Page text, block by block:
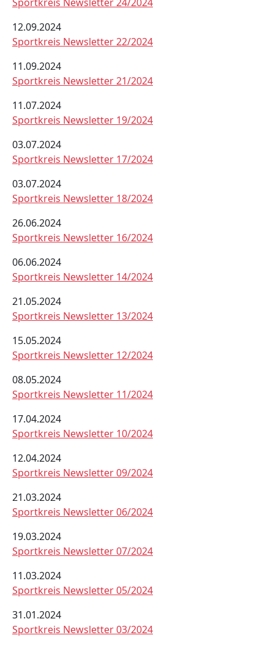
12.09.2024
Sportkreis Newsletter 22/2024
11.09.2024
Sportkreis Newsletter 21/2024
11.07.2024
Sportkreis Newsletter 19/2024
03.07.2024
Sportkreis Newsletter 17/2024
03.07.2024
Sportkreis Newsletter 18/2024
26.06.2024
Sportkreis Newsletter 16/2024
06.06.2024
Sportkreis Newsletter 14/2024
21.05.2024
Sportkreis Newsletter 13/2024
15.05.2024
Sportkreis Newsletter 12/2024
08.05.2024
Sportkreis Newsletter 11/2024
17.04.2024
Sportkreis Newsletter 10/2024
12.04.2024
Sportkreis Newsletter 09/2024
21.03.2024
Sportkreis Newsletter 06/2024
19.03.2024
Sportkreis Newsletter 07/2024
11.03.2024
Sportkreis Newsletter 05/2024
31.01.2024
Sportkreis Newsletter 03/2024